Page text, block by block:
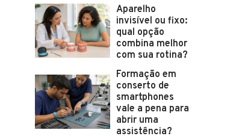
Aparelho
invisível ou fixo:
qual opção
combina melhor
com sua rotina?
Formação em
conserto de
smartphones
vale a pena para
abrir uma
assistência?